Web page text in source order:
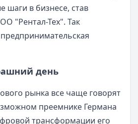
шаги в бизнесе, став
"Рентал-Тех". Так
день
рынка все чаще говорят
преемнике Германа
трансформации его